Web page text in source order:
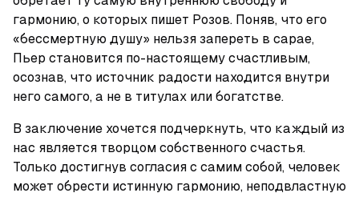
гармонию, о которых пишет Розов. Поняв, что его
«бессмертную душу» нельзя запереть в сарае,
Пьер становится по-настоящему счастливым,
осознав, что источник радости находится внутри
него самого, а не в титулах или богатстве.
В заключение хочется подчеркнуть, что каждый из
нас является творцом собственного счастья.
Только достигнув согласия с самим собой, человек
может обрести истинную гармонию, неподвластную